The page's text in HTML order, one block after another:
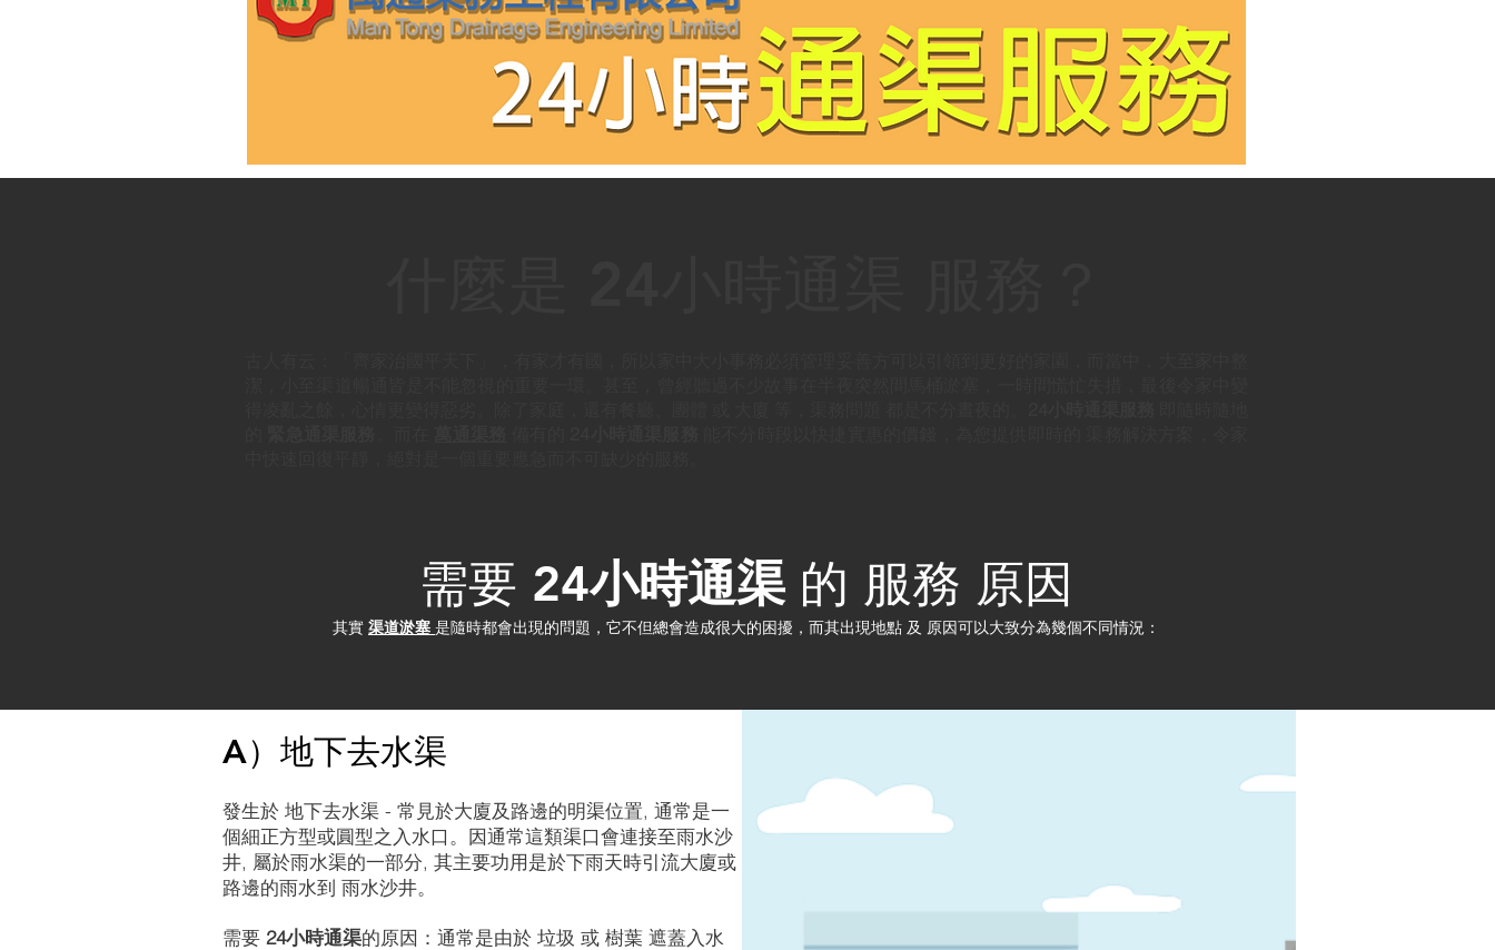
需要 24小時通渠 的 服務 原因
其實 渠道淤塞 是隨時都會出現的問題，它不但總會造成很大的困擾，而其出現地點 及 原因可以大致分為幾個不同情況：
A）地下去水渠
發生於 地下去水渠 - 常見於大廈及路邊的明渠位置, 通常是一
個細正方型或圓型之入水口。因通常這類渠口會連接至雨水沙
井, 屬於雨水渠的一部分, 其主要功用是於下雨天時引流大廈或
路邊的雨水到 雨水沙井。
需要 24小時通渠的原因：通常是由於 垃圾 或 樹葉 遮蓋入水